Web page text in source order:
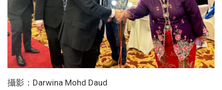
攝影：Darwina Mohd Daud